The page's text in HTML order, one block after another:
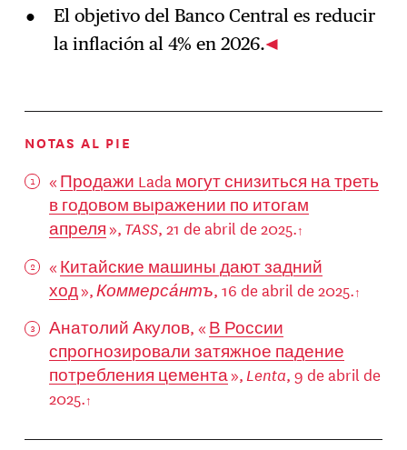
El objetivo del Banco Central es reducir
la inflación al 4% en 2026.
NOTAS AL PIE
« Продажи Lada могут снизиться на треть
в годовом выражении по итогам
апреля», TASS, 21 de abril de 2025.
« Китайские машины дают задний
ход»,Коммерса́нтъ, 16 de abril de 2025.
Анатолий Акулов, « В России
спрогнозировали затяжное падение
потребления цемента»,Lenta, 9 de abril de
2025.